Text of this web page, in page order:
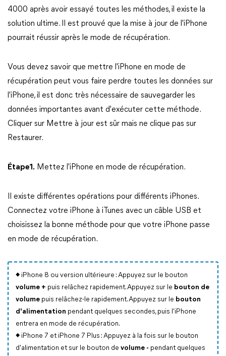
4000 après avoir essayé toutes les méthodes, il existe la
solution ultime. Il est prouvé que la mise à jour de l'iPhone
pourrait réussir après le mode de récupération.
Vous devez savoir que mettre l'iPhone en mode de
récupération peut vous faire perdre toutes les données sur
l'iPhone, il est donc très nécessaire de sauvegarder les
données importantes avant d'exécuter cette méthode.
Cliquer sur Mettre à jour est sûr mais ne clique pas sur
Restaurer.
Étape1. Mettez l'iPhone en mode de récupération.
Il existe différentes opérations pour différents iPhones.
Connectez votre iPhone à iTunes avec un câble USB et
choisissez la bonne méthode pour que votre iPhone passe
en mode de récupération.
◆ iPhone 8 ou version ultérieure : Appuyez sur le bouton
volume + puis relâchez rapidement. Appuyez sur le bouton de
volume puis relâchez-le rapidement. Appuyez sur le bouton
d'alimentation pendant quelques secondes, puis l'iPhone
entrera en mode de récupération.
◆ iPhone 7 et iPhone 7 Plus : Appuyez à la fois sur le bouton
d'alimentation et sur le bouton de volume - pendant quelques